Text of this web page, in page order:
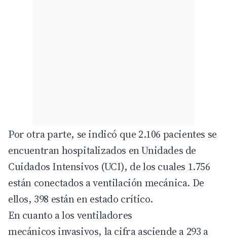
Por otra parte, se indicó que 2.106 pacientes se
encuentran hospitalizados en Unidades de
Cuidados Intensivos (UCI), de los cuales 1.756
están conectados a ventilación mecánica. De
ellos, 398 están en estado crítico.
En cuanto a los ventiladores
mecánicos invasivos, la cifra asciende a 293 a